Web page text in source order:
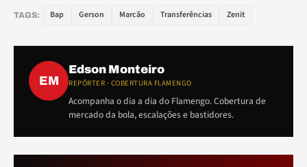
TAGS: Bap Gerson Marcão Transferências Zenit
EM
Edson Monteiro
REPÓRTER · COBERTURA FLAMENGO
Acompanha o dia a dia do Flamengo. Cobertura de
mercado da bola, escalações e bastidores.